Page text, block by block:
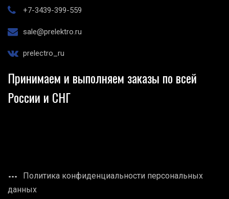
+7-3439-399-559
sale@prelektro.ru
prelectro_ru
Принимаем и выполняем заказы по всей
России и СНГ
Политика конфиденциальности персональных
данных